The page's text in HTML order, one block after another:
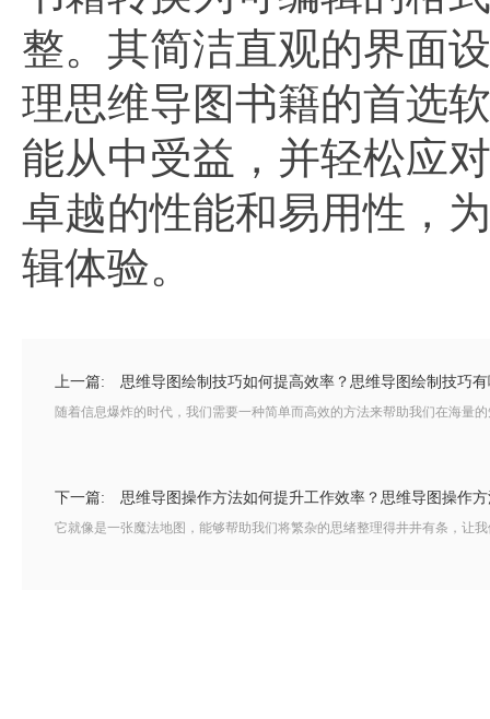
整。其简洁直观的界面
理思维导图书籍的首选
能从中受益，并轻松应
卓越的性能和易用性，
辑体验。
上一篇: 思维导图绘制技巧如何提高效率？思维导图绘制技巧
随着信息爆炸的时代，我们需要一种简单而高效的方法来帮助我们在海量
下一篇: 思维导图操作方法如何提升工作效率？思维导图操作
它就像是一张魔法地图，能够帮助我们将繁杂的思绪整理得井井有条，让